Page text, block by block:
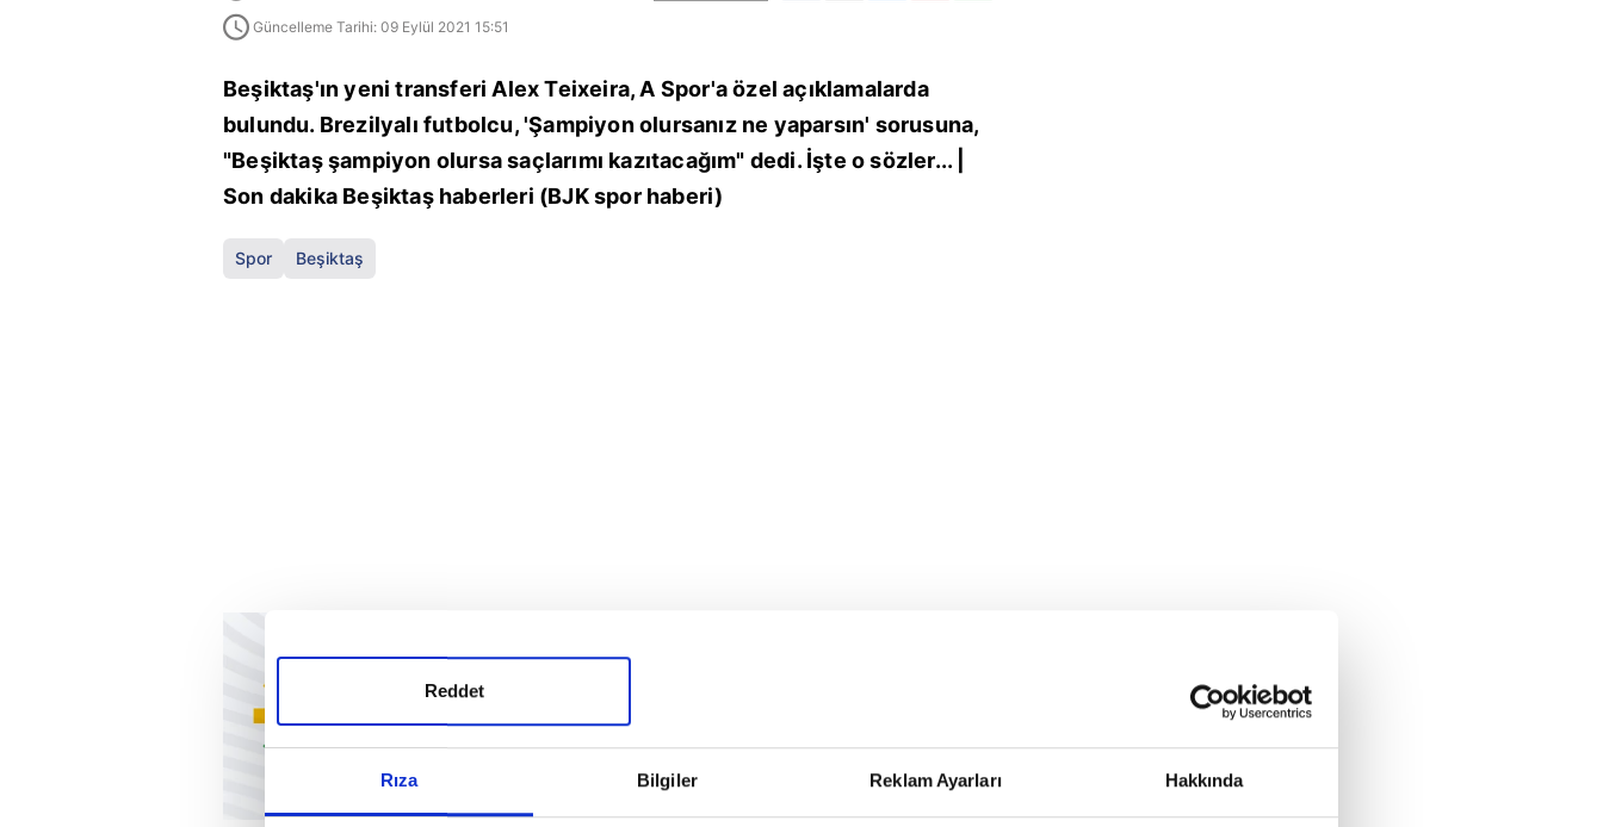
Rıza Bilgiler Reklam Ayarları Hakkında
Reddet
Güncelleme Tarihi: 09 Eylül 2021 15:51
Beşiktaş'ın yeni transferi Alex Teixeira, A Spor'a özel açıklamalarda
bulundu. Brezilyalı futbolcu, 'Şampiyon olursanız ne yaparsın' sorusuna,
"Beşiktaş şampiyon olursa saçlarımı kazıtacağım" dedi. İşte o sözler... |
Son dakika Beşiktaş haberleri (BJK spor haberi)
Spor Beşiktaş